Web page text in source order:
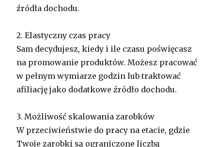
źródła dochodu.
2. Elastyczny czas pracy
Sam decydujesz, kiedy i ile czasu poświęcasz
na promowanie produktów. Możesz pracować
w pełnym wymiarze godzin lub traktować
afiliację jako dodatkowe źródło dochodu.
3. Możliwość skalowania zarobków
W przeciwieństwie do pracy na etacie, gdzie
Twoje zarobki są ograniczone liczbą